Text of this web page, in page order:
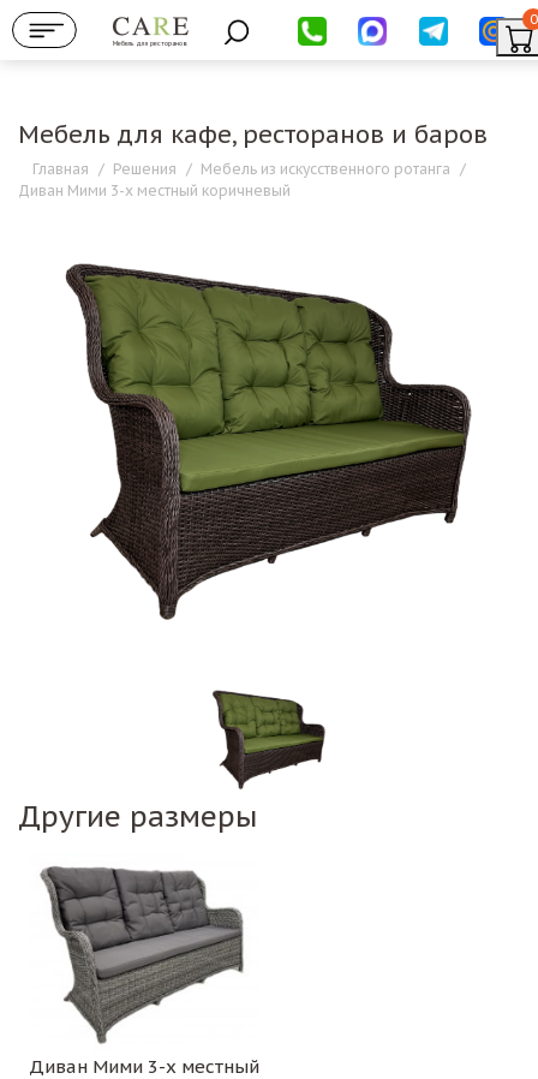
Мебель для ресторанов
0
Мебель для кафе, ресторанов и баров
Главная / Решения / Мебель из искусственного ротанга /
Диван Мими 3-х местный коричневый
Другие размеры
Диван Мими 3-х местный